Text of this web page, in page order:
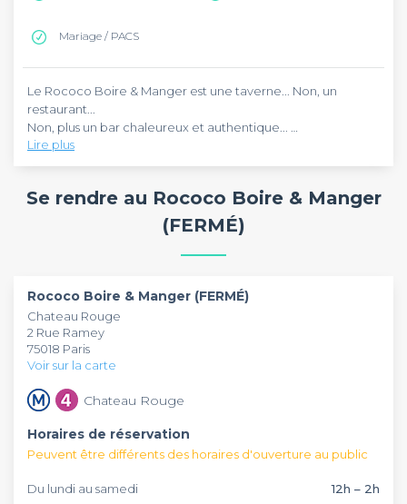
Mariage / PACS
Le Rococo Boire & Manger est une taverne... Non, un
restaurant...
Non, plus un bar chaleureux et authentique...
En fait le Rococo c'est tout ça à la fois. Une établissement
boisé, avec une ambiance très chaleureuse ! La musique y
dire en fonction de l'heure où vous y allez, l'établissement
Les valeurs y sont le plaisir et le partage et les produits y sont
Lire plus
Se rendre au Rococo Boire & Manger
(FERMÉ)
Rococo Boire & Manger (FERMÉ)
Chateau Rouge
2 Rue Ramey
75018 Paris
Voir sur la carte
Chateau Rouge
Horaires de réservation
Peuvent être différents des horaires d'ouverture au public
Du lundi au samedi 12h – 2h